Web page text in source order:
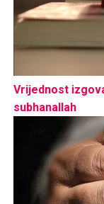
Vrijednost
subhanallah